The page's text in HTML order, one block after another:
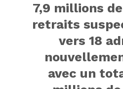
7,9 millions
retraits
vers 18
avec un